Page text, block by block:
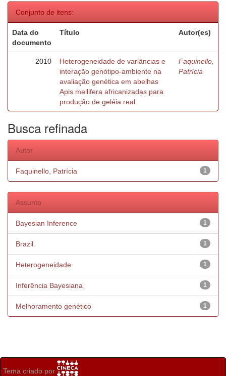
Conjunto de itens:
Data do
documento
Título Autor(es)
2010
Heterogeneidade de variâncias e
interação genótipo-ambiente na
avaliação genética em abelhas
Apis mellifera africanizadas para
produção de geléia real
Faquinello,
Patrícia
Busca refinada
Autor
1
Faquinello, Patrícia
Assunto
1
Bayesian Inference
1
Brazil.
1
Heterogeneidade
1
Inferência Bayesiana
1
Melhoramento genético
Tema criado por